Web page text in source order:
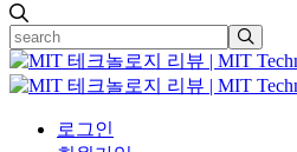
로그인